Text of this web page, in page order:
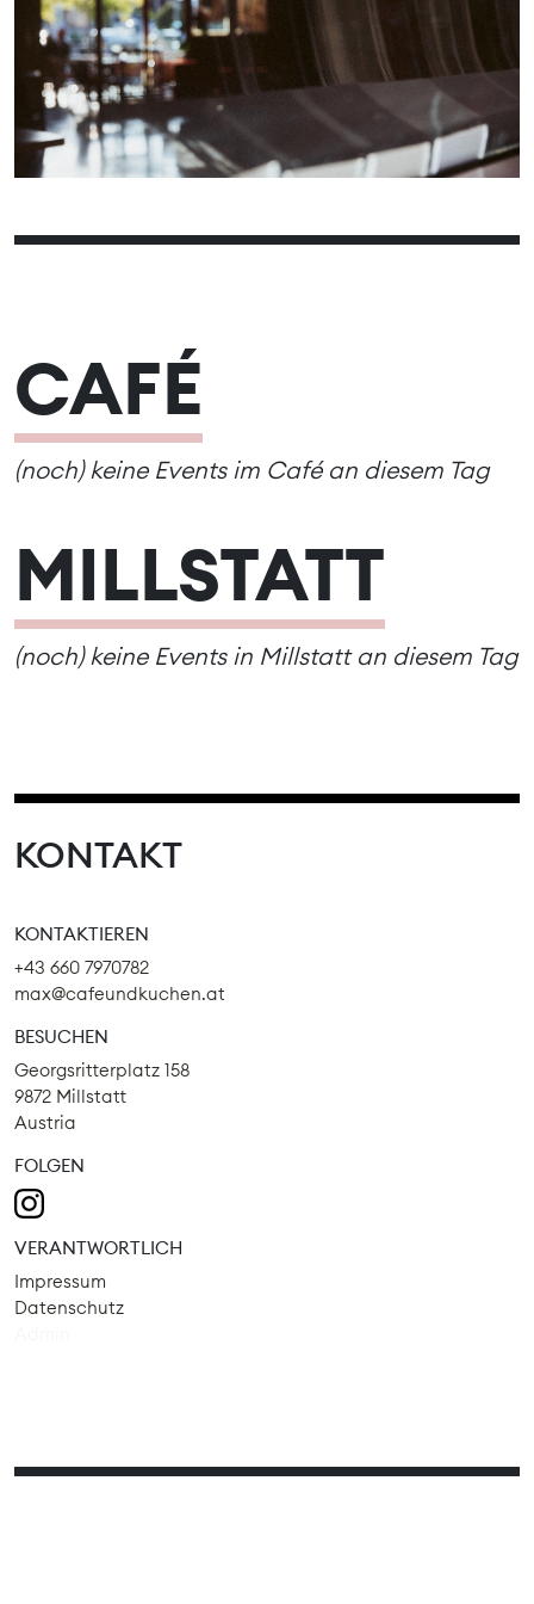
14
15 16 17 18 19
20
21
22 23 24 25 26
27
28
29 30
CAFÉ
(noch) keine Events im Café an diesem Tag
MILLSTATT
(noch) keine Events in Millstatt an diesem Tag
KONTAKT
KONTAKTIEREN
+43 660 7970782
max@cafeundkuchen.at
BESUCHEN
Georgsritterplatz 158
9872 Millstatt
Austria
FOLGEN
VERANTWORTLICH
Impressum
Datenschutz